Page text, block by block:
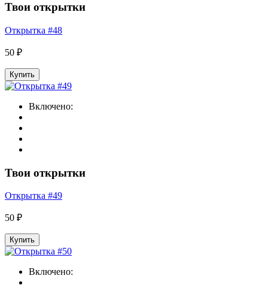
Твои открытки
Открытка #48
50 ₽
Купить
Включено:
Твои открытки
Открытка #49
50 ₽
Купить
Включено: